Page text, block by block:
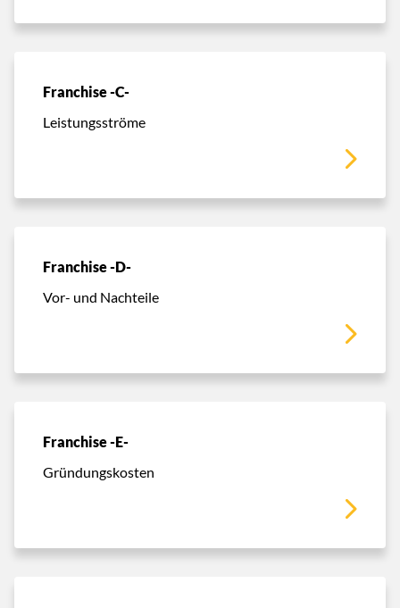
Franchise -C-
Leistungsströme
Franchise -D-
Vor- und Nachteile
Franchise -E-
Gründungskosten